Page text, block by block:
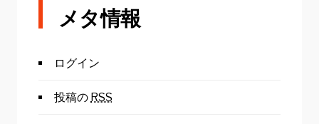
メタ情報
ログイン
投稿の RSS